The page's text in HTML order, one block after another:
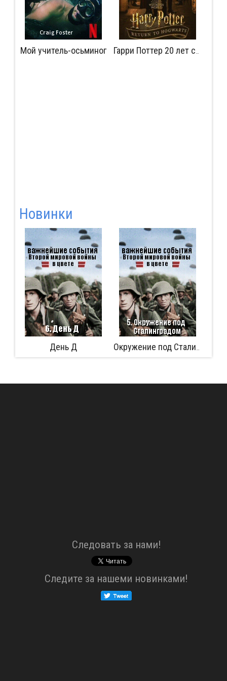
Мой учитель-осьминог
Новинки
День Д Окружение под Сталинградом
Cледовать за нами!
Cледите за нашеми новинками!